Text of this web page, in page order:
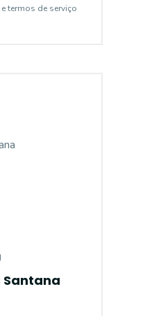
termos de serviço
Santana